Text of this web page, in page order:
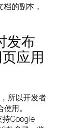
的副本，
发布
应用
所以开发者
用。
Google